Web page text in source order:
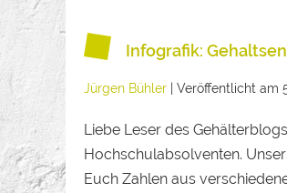
Infografik:
Jürgen Bühler Veröffentlicht am
Liebe Leser des
Hochschulabsolventen.
Euch Zahlen aus